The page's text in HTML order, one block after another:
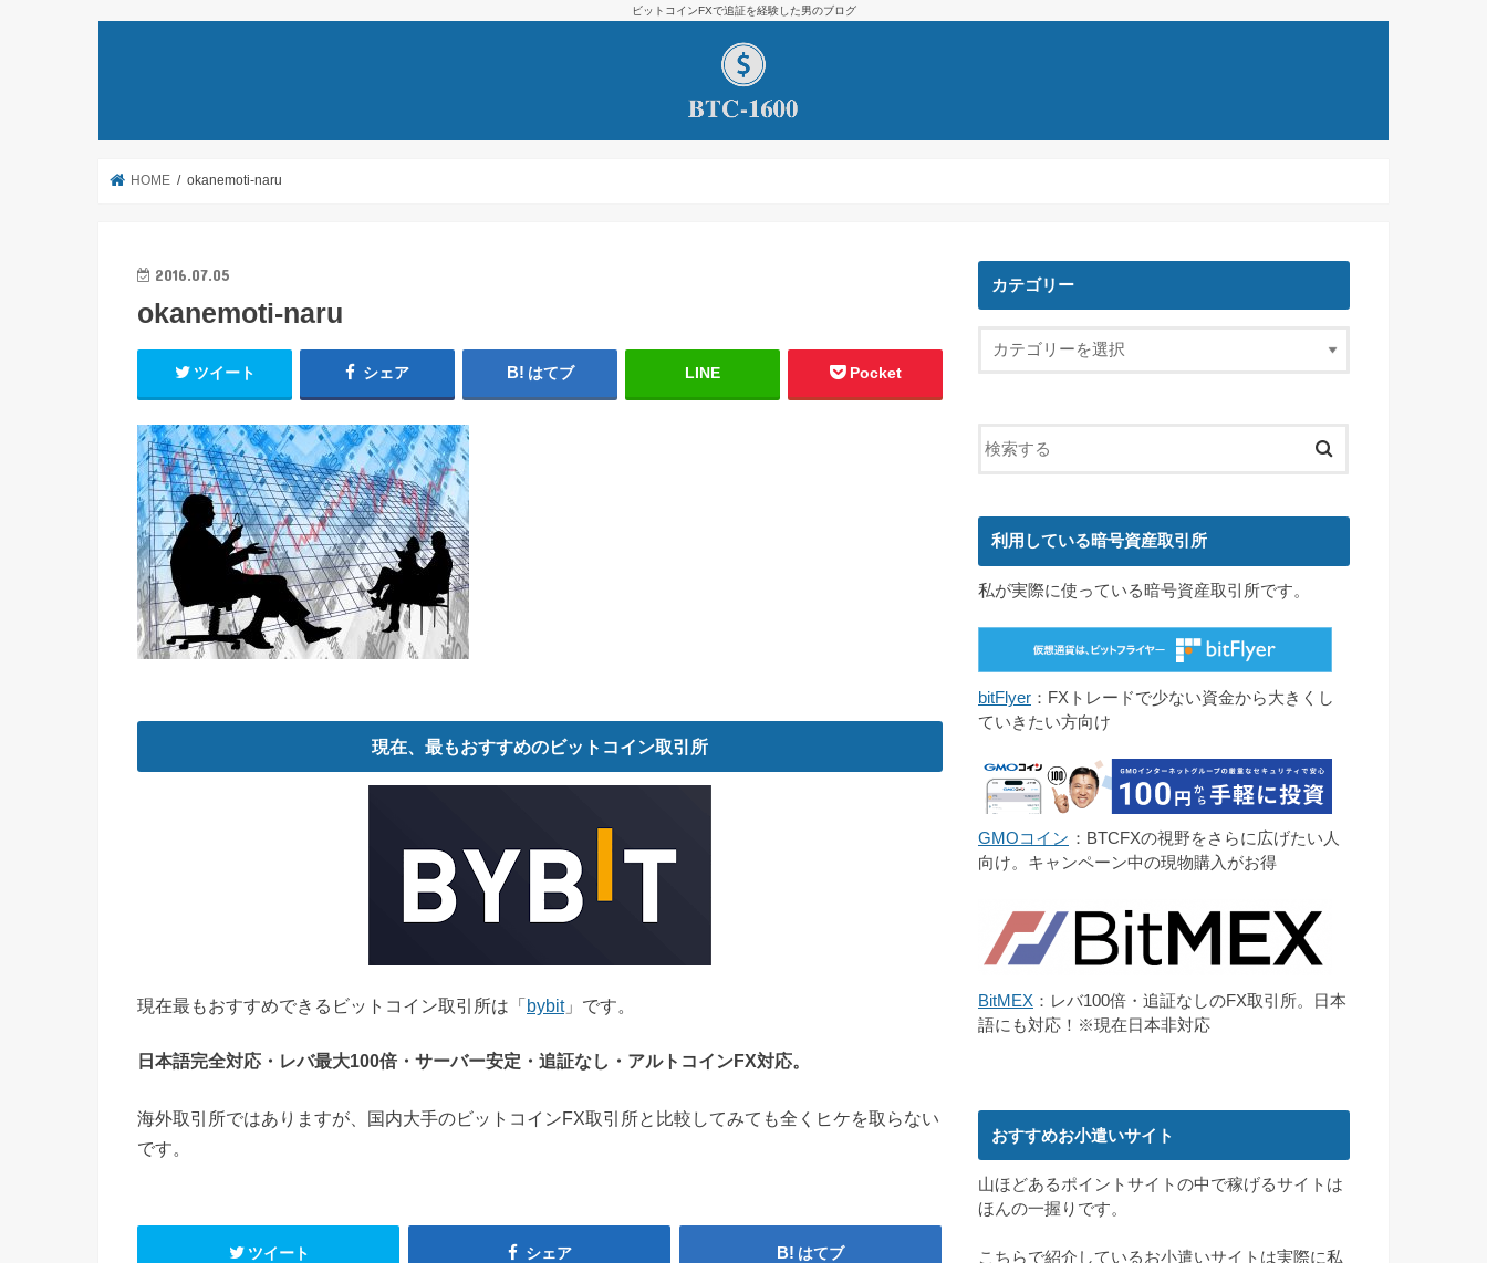
ビットコインFXで追証を経験した男のブログ
HOME okanemoti-naru
2016.07.05
okanemoti-naru
ツイート シェア はてブ LINE Pocket
現在、最もおすすめのビットコイン取引所
現在最もおすすめできるビットコイン取引所は「 bybit」です。
日本語完全対応・レバ最大100倍・サーバー安定・追証なし・アルトコインFX対応。
海外取引所ではありますが、国内大手のビットコインFX取引所と比較してみても全くヒケを取らない
です。
ツイート シェア はてブ
カテゴリー
利用している暗号資産取引所
私が実際に使っている暗号資産取引所です。
bitFlyer ：FXトレードで少ない資金から大きくし
ていきたい方向け
GMOコイン ：BTCFXの視野をさらに広げたい人
向け。キャンペーン中の現物購入がお得
BitMEX ：レバ100倍・追証なしのFX取引所。日本
語にも対応！※現在日本非対応
おすすめお小遣いサイト
山ほどあるポイントサイトの中で稼げるサイトは
ほんの一握りです。
こちらで紹介しているお小遣いサイトは実際に私